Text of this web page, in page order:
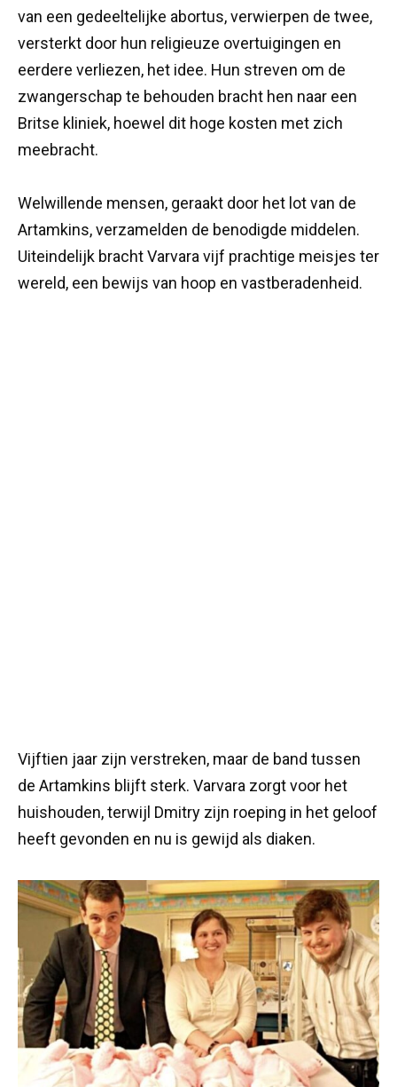
van een gedeeltelijke abortus, verwierpen de twee,
versterkt door hun religieuze overtuigingen en
eerdere verliezen, het idee. Hun streven om de
zwangerschap te behouden bracht hen naar een
Britse kliniek, hoewel dit hoge kosten met zich
meebracht.
Welwillende mensen, geraakt door het lot van de
Artamkins, verzamelden de benodigde middelen.
Uiteindelijk bracht Varvara vijf prachtige meisjes ter
wereld, een bewijs van hoop en vastberadenheid.
Vijftien jaar zijn verstreken, maar de band tussen
de Artamkins blijft sterk. Varvara zorgt voor het
huishouden, terwijl Dmitry zijn roeping in het geloof
heeft gevonden en nu is gewijd als diaken.